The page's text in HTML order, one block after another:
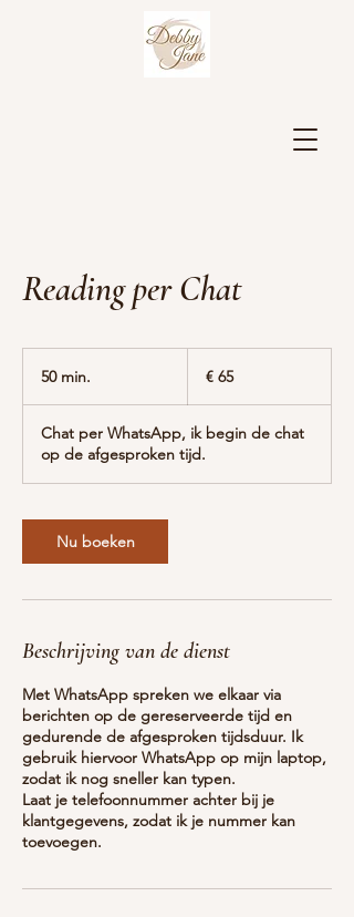
Reading per Chat
50 min.
i
n
.
€ 65
Chat per WhatsApp, ik begin de chat
op de afgesproken tijd.
Nu boeken
Beschrijving van de dienst
Met WhatsApp spreken we elkaar via
berichten op de gereserveerde tijd en
gedurende de afgesproken tijdsduur. Ik
gebruik hiervoor WhatsApp op mijn laptop,
zodat ik nog sneller kan typen.
Laat je telefoonnummer achter bij je
klantgegevens, zodat ik je nummer kan
toevoegen.